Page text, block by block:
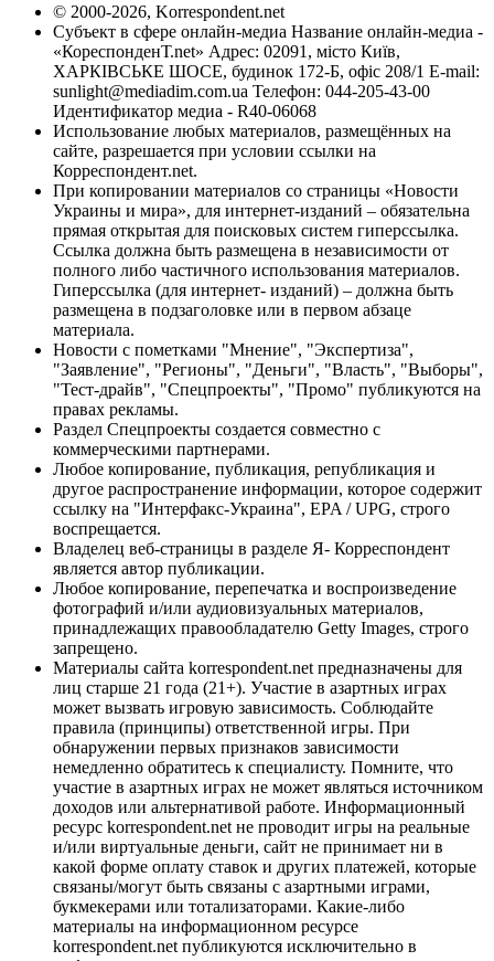
© 2000-2026, Korrespondent.net
Субъект в сфере онлайн-медиа Название онлайн-медиа -
«КореспонденТ.net» Адрес: 02091, місто Київ,
ХАРКІВСЬКЕ ШОСЕ, будинок 172-Б, офіс 208/1 E-mail:
sunlight@mediadim.com.ua Телефон: 044-205-43-00
Идентификатор медиа - R40-06068
Использование любых материалов, размещённых на
сайте, разрешается при условии ссылки на
Корреспондент.net.
При копировании материалов со страницы «Новости
Украины и мира», для интернет-изданий – обязательна
прямая открытая для поисковых систем гиперссылка.
Ссылка должна быть размещена в независимости от
полного либо частичного использования материалов.
Гиперссылка (для интернет- изданий) – должна быть
размещена в подзаголовке или в первом абзаце
материала.
Новости с пометками "Мнение", "Экспертиза",
"Заявление", "Регионы", "Деньги", "Власть", "Выборы",
"Тест-драйв", "Спецпроекты", "Промо" публикуются на
правах рекламы.
Раздел Спецпроекты создается совместно с
коммерческими партнерами.
Любое копирование, публикация, републикация и
другое распространение информации, которое содержит
ссылку на "Интерфакс-Украина", EPA / UPG, строго
воспрещается.
Владелец веб-страницы в разделе Я- Корреспондент
является автор публикации.
Любое копирование, перепечатка и воспроизведение
фотографий и/или аудиовизуальных материалов,
принадлежащих правообладателю Getty Images, строго
запрещено.
Материалы сайта korrespondent.net предназначены для
лиц старше 21 года (21+). Участие в азартных играх
может вызвать игровую зависимость. Соблюдайте
правила (принципы) ответственной игры. При
обнаружении первых признаков зависимости
немедленно обратитесь к специалисту. Помните, что
участие в азартных играх не может являться источником
доходов или альтернативой работе. Информационный
ресурс korrespondent.net не проводит игры на реальные
и/или виртуальные деньги, сайт не принимает ни в
какой форме оплату ставок и других платежей, которые
связаны/могут быть связаны с азартными играми,
букмекерами или тотализаторами. Какие-либо
материалы на информационном ресурсе
korrespondent.net публикуются исключительно в